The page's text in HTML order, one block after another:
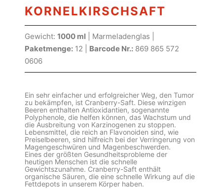
KORNELKIRSCHSAFT
Gewicht: 1000 ml | Marmeladenglas |
Paketmenge: 12 | Barcode Nr.: 869 865 572
0606
Ein sehr einfacher und erfolgreicher Weg, den Tumor
zu bekämpfen, ist Cranberry-Saft. Diese winzigen
Beeren enthalten Antioxidantien, sogenannte
Polyphenole, die helfen können, das Wachstum und
die Ausbreitung von Karzinogenen zu stoppen.
Lebensmittel, die reich an Flavonoiden sind, wie
Preiselbeeren, sind hilfreich bei der Verringerung von
Magengeschwüren und Magenbeschwerden.
Eines der größten Gesundheitsprobleme der
heutigen Menschen ist die schnelle
Gewichtszunahme. Cranberry-Saft enthält
organische Säuren, die eine schnelle Wirkung auf die
Fettdepots in unserem Körper haben.